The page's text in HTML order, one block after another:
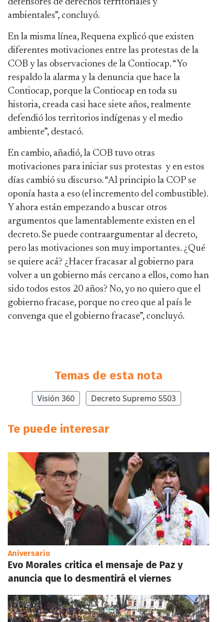
defensores de derechos territoriales y
ambientales”, concluyó.
En la misma línea, Requena explicó que existen
diferentes motivaciones entre las protestas de la
COB y las observaciones de la Contiocap. “Yo
respaldo la alarma y la denuncia que hace la
Contiocap, porque la Contiocap en toda su
historia, creada casi hace siete años, realmente
defendió los territorios indígenas y el medio
ambiente”, destacó.
En cambio, añadió, la COB tuvo otras
motivaciones para iniciar sus protestas y en estos
días cambió su discurso. “Al principio la COP se
oponía hasta a eso (el incremento del combustible).
Y ahora están empezando a buscar otros
argumentos que lamentablemente existen en el
decreto. Se puede contraargumentar al decreto,
pero las motivaciones son muy importantes. ¿Qué
se quiere acá? ¿Hacer fracasar al gobierno para
volver a un gobierno más cercano a ellos, como han
sido todos estos 20 años? No, yo no quiero que el
gobierno fracase, porque no creo que al país le
convenga que el gobierno fracase”, concluyó.
Temas de esta nota
Visión 360 Decreto Supremo 5503
Te puede interesar
Aniversario
Evo Morales critica el mensaje de Paz y
anuncia que lo desmentirá el viernes